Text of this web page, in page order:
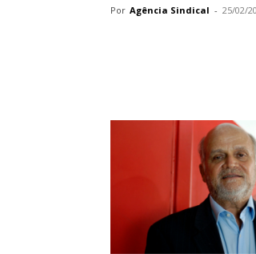
Por Agência Sindical - 25/02/